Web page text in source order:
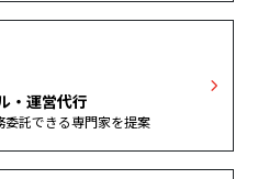
・運営代行
託できる専門家を提案